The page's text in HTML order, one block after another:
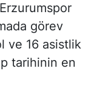
görev
ve 16 asistlik
tarihinin en